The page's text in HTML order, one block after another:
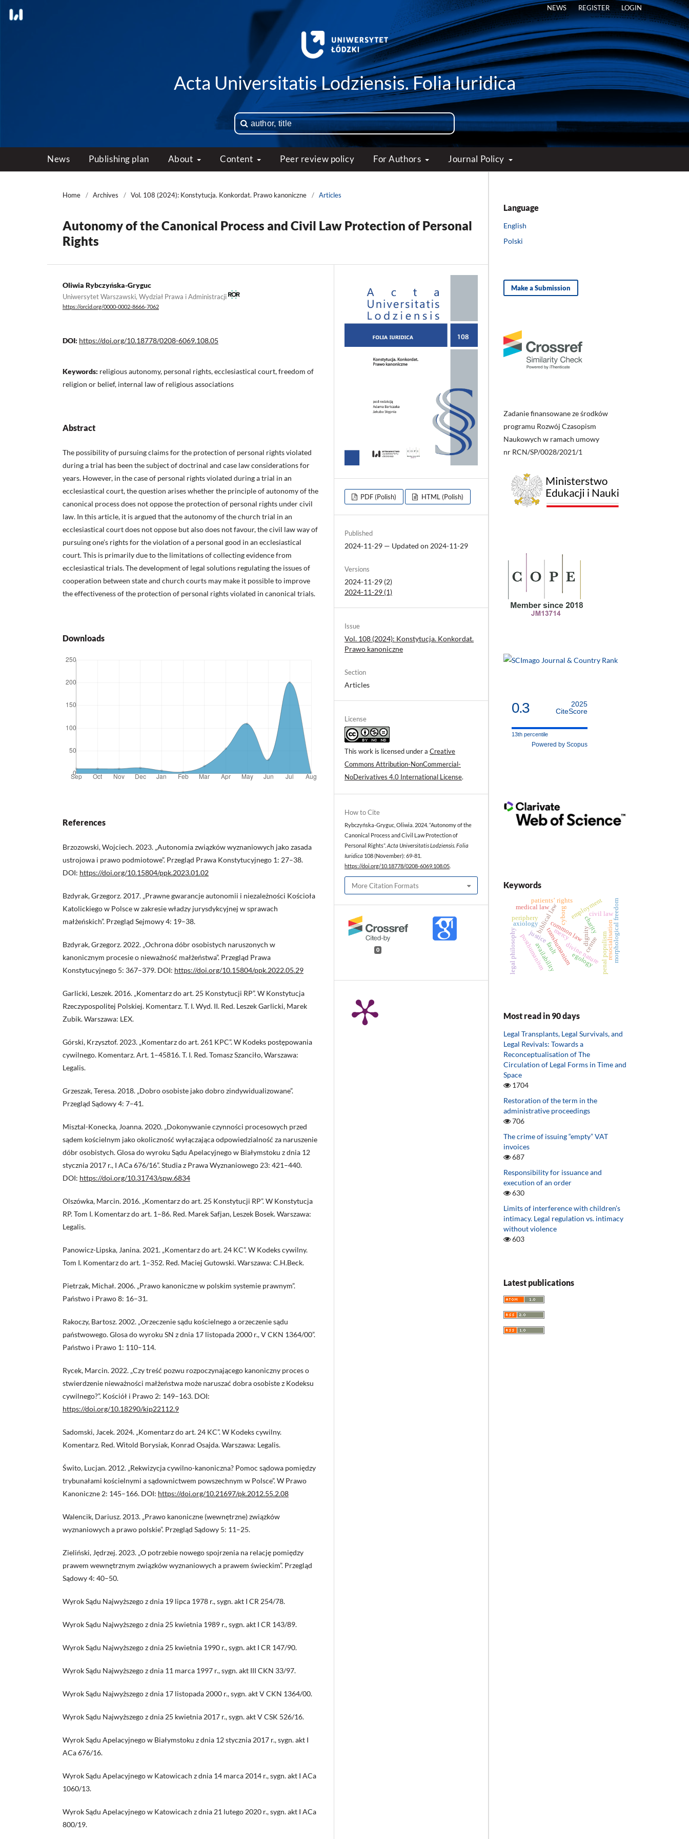
Acta Universitatis Lodziensis. Folia Iuridica
News Publishing plan About Content Peer review policy For Authors Journal Policy
NEWS REGISTER LOGIN
Home / Archives / Vol. 108 (2024): Konstytucja. Konkordat. Prawo kanoniczne / Articles
Autonomy of the Canonical Process and Civil Law Protection of Personal
Rights
Oliwia Rybczyńska-Gryguc
Uniwersytet Warszawski, Wydział Prawa i Administracji
https://orcid.org/0000-0002-8666-7062
DOI: https://doi.org/10.18778/0208-6069.108.05
Keywords: religious autonomy, personal rights, ecclesiastical court, freedom of
religion or belief, internal law of religious associations
Abstract
The possibility of pursuing claims for the protection of personal rights violated
during a trial has been the subject of doctrinal and case law considerations for
years. However, in the case of personal rights violated during a trial in an
ecclesiastical court, the question arises whether the principle of autonomy of the
canonical process does not oppose the protection of personal rights under civil
law. In this article, it is argued that the autonomy of the church trial in an
ecclesiastical court does not oppose but also does not favour, the civil law way of
pursuing one’s rights for the violation of a personal good in an ecclesiastical
court. This is primarily due to the limitations of collecting evidence from
ecclesiastical trials. The development of legal solutions regulating the issues of
cooperation between state and church courts may make it possible to improve
the effectiveness of the protection of personal rights violated in canonical trials.
Downloads
References
Brzozowski, Wojciech. 2023. „Autonomia związków wyznaniowych jako zasada
ustrojowa i prawo podmiotowe”. Przegląd Prawa Konstytucyjnego 1: 27–38.
DOI: https://doi.org/10.15804/ppk.2023.01.02
Bzdyrak, Grzegorz. 2017. „Prawne gwarancje autonomii i niezależności Kościoła
Katolickiego w Polsce w zakresie władzy jurysdykcyjnej w sprawach
małżeńskich”. Przegląd Sejmowy 4: 19–38.
Bzdyrak, Grzegorz. 2022. „Ochrona dóbr osobistych naruszonych w
kanonicznym procesie o nieważność małżeństwa”. Przegląd Prawa
Konstytucyjnego 5: 367–379. DOI: https://doi.org/10.15804/ppk.2022.05.29
Garlicki, Leszek. 2016. „Komentarz do art. 25 Konstytucji RP”. W Konstytucja
Rzeczypospolitej Polskiej. Komentarz. T. I. Wyd. II. Red. Leszek Garlicki, Marek
Zubik. Warszawa: LEX.
Górski, Krzysztof. 2023. „Komentarz do art. 261 KPC”. W Kodeks postępowania
cywilnego. Komentarz. Art. 1–45816. T. I. Red. Tomasz Szanciło, Warszawa:
Legalis.
Grzeszak, Teresa. 2018. „Dobro osobiste jako dobro zindywidualizowane”.
Przegląd Sądowy 4: 7–41.
Misztal-Konecka, Joanna. 2020. „Dokonywanie czynności procesowych przed
sądem kościelnym jako okoliczność wyłączająca odpowiedzialność za naruszenie
dóbr osobistych. Glosa do wyroku Sądu Apelacyjnego w Białymstoku z dnia 12
stycznia 2017 r., I ACa 676/16”. Studia z Prawa Wyznaniowego 23: 421–440.
DOI: https://doi.org/10.31743/spw.6834
Olszówka, Marcin. 2016. „Komentarz do art. 25 Konstytucji RP”. W Konstytucja
RP. Tom I. Komentarz do art. 1–86. Red. Marek Safjan, Leszek Bosek. Warszawa:
Legalis.
Panowicz-Lipska, Janina. 2021. „Komentarz do art. 24 KC”. W Kodeks cywilny.
Tom I. Komentarz do art. 1–352. Red. Maciej Gutowski. Warszawa: C.H.Beck.
Pietrzak, Michał. 2006. „Prawo kanoniczne w polskim systemie prawnym”.
Państwo i Prawo 8: 16–31.
Rakoczy, Bartosz. 2002. „Orzeczenie sądu kościelnego a orzeczenie sądu
państwowego. Glosa do wyroku SN z dnia 17 listopada 2000 r., V CKN 1364/00”.
Państwo i Prawo 1: 110–114.
Rycek, Marcin. 2022. „Czy treść pozwu rozpoczynającego kanoniczny proces o
stwierdzenie nieważności małżeństwa może naruszać dobra osobiste z Kodeksu
cywilnego?”. Kościół i Prawo 2: 149–163. DOI:
https://doi.org/10.18290/kip22112.9
Sadomski, Jacek. 2024. „Komentarz do art. 24 KC”. W Kodeks cywilny.
Komentarz. Red. Witold Borysiak, Konrad Osajda. Warszawa: Legalis.
Świto, Lucjan. 2012. „Rekwizycja cywilno-kanoniczna? Pomoc sądowa pomiędzy
trybunałami kościelnymi a sądownictwem powszechnym w Polsce”. W Prawo
Kanoniczne 2: 145–166. DOI: https://doi.org/10.21697/pk.2012.55.2.08
Walencik, Dariusz. 2013. „Prawo kanoniczne (wewnętrzne) związków
wyznaniowych a prawo polskie”. Przegląd Sądowy 5: 11–25.
Zieliński, Jędrzej. 2023. „O potrzebie nowego spojrzenia na relację pomiędzy
prawem wewnętrznym związków wyznaniowych a prawem świeckim”. Przegląd
Sądowy 4: 40–50.
Wyrok Sądu Najwyższego z dnia 19 lipca 1978 r., sygn. akt I CR 254/78.
Wyrok Sądu Najwyższego z dnia 25 kwietnia 1989 r., sygn. akt I CR 143/89.
Wyrok Sądu Najwyższego z dnia 25 kwietnia 1990 r., sygn. akt I CR 147/90.
Wyrok Sądu Najwyższego z dnia 11 marca 1997 r., sygn. akt III CKN 33/97.
Wyrok Sądu Najwyższego z dnia 17 listopada 2000 r., sygn. akt V CKN 1364/00.
Wyrok Sądu Najwyższego z dnia 25 kwietnia 2017 r., sygn. akt V CSK 526/16.
Wyrok Sądu Apelacyjnego w Białymstoku z dnia 12 stycznia 2017 r., sygn. akt I
ACa 676/16.
Wyrok Sądu Apelacyjnego w Katowicach z dnia 14 marca 2014 r., sygn. akt I ACa
1060/13.
Wyrok Sądu Apelacyjnego w Katowicach z dnia 21 lutego 2020 r., sygn. akt I ACa
800/19.
PDF (Polish) HTML (Polish)
Published
2024-11-29 — Updated on 2024-11-29
Versions
2024-11-29 (2)
2024-11-29 (1)
Issue
Vol. 108 (2024): Konstytucja. Konkordat.
Prawo kanoniczne
Section
Articles
License
This work is licensed under a Creative
Commons Attribution-NonCommercial-
NoDerivatives 4.0 International License.
How to Cite
Rybczyńska-Gryguc, Oliwia. 2024. “Autonomy of the
Canonical Process and Civil Law Protection of
Personal Rights”. Acta Universitatis Lodziensis. Folia
Iuridica 108 (November): 69-81.
https://doi.org/10.18778/0208-6069.108.05
More Citation Formats
0
Language
English
Polski
Make a Submission
Zadanie finansowane ze środków
programu Rozwój Czasopism
Naukowych w ramach umowy
nr RCN/SP/0028/2021/1
0.3
2025
CiteScore
13th percentile
Powered by Scopus
Keywords
mercy charity
biblical law civil law
common law
justice dignity morphological freedom
cyborg
transhumanism
posthumanism divine nature
patients’ rights
medical law
penal populismresocialisation
employment
availability egology
legal philosophy
axiology
centre
periphery
fault
Most read in 90 days
Legal Transplants, Legal Survivals, and
Legal Revivals: Towards a
Reconceptualisation of The
Circulation of Legal Forms in Time and
Space
1704
Restoration of the term in the
administrative proceedings
706
The crime of issuing “empty” VAT
invoices
687
Responsibility for issuance and
execution of an order
630
Limits of interference with children’s
intimacy. Legal regulation vs. intimacy
without violence
603
Latest publications